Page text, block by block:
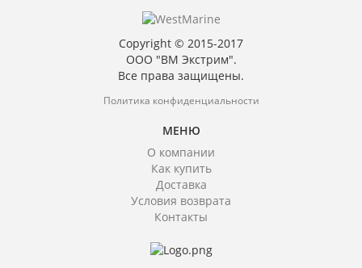
Copyright © 2015-2017
ООО "ВМ Экстрим".
Все права защищены.
Политика конфиденциальности
МЕНЮ
О компании
Как купить
Доставка
Условия возврата
Контакты